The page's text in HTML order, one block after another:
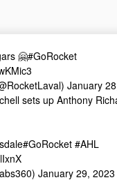
🤗#GoRocket
January
sets up Anthony
#GoRocket #AHL
January 29, 2023